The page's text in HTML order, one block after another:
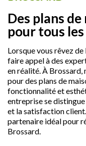
Des plans
pour tous
Lorsque vous rêvez
faire appel à des
en réalité. À Brossard,
pour des plans de
fonctionnalité et
entreprise se
et la satisfaction
partenaire idéal pour
Brossard.